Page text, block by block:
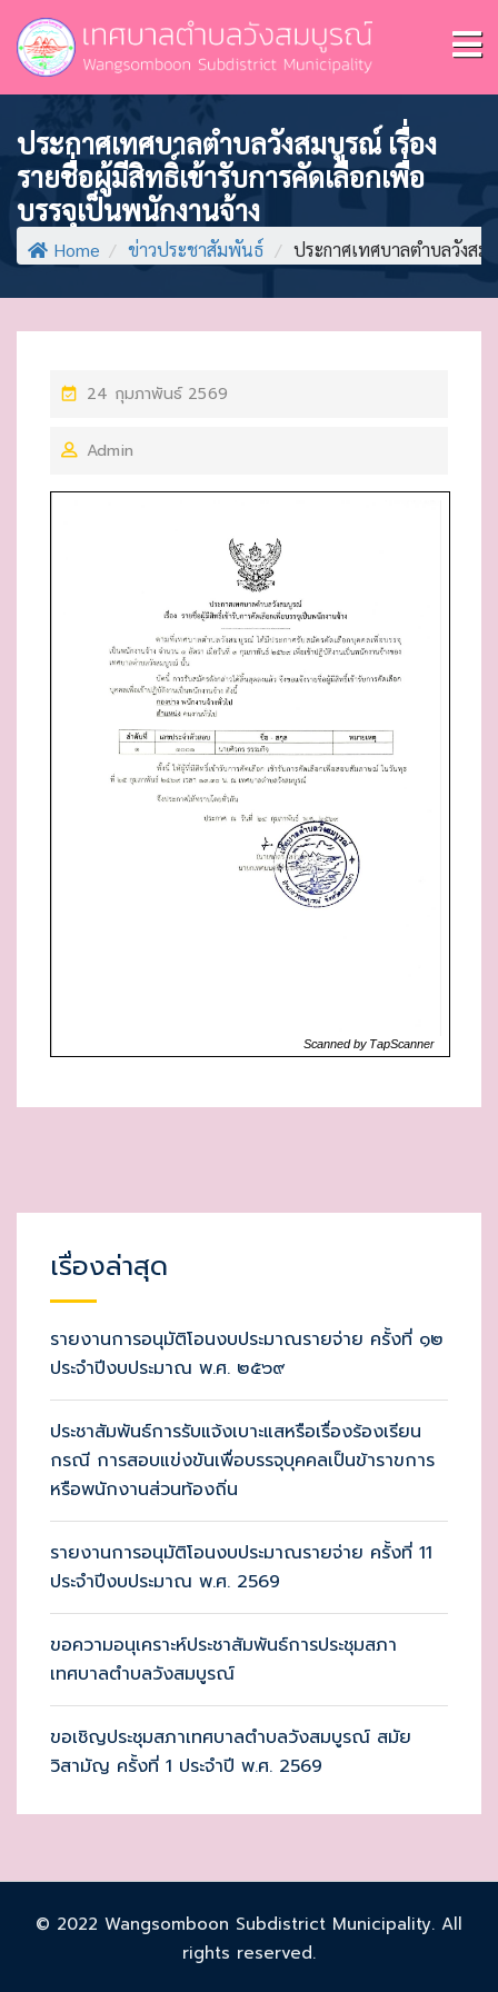
ประกาศเทศบาลตำบลวังสมบูรณ์ เรื่อง
รายชื่อผู้มีสิทธิ์เข้ารับการคัดเลือกเพื่อ
บรรจุเป็นพนักงานจ้าง
Home / ข่าวประชาสัมพันธ์ / ประกาศเทศบาลตำบลวังสม
P
S
24 กุมภาพันธ์ 2569
Admin
เรื่องล่าสุด
รายงานการอนุมัติโอนงบประมาณรายจ่าย ครั้งที่ ๑๒
ประจำปีงบประมาณ พ.ศ. ๒๕๖๙
ประชาสัมพันธ์การรับแจ้งเบาะแสหรือเรื่องร้องเรียน
กรณี การสอบแข่งขันเพื่อบรรจุบุคคลเป็นข้าราขการ
หรือพนักงานส่วนท้องถิ่น
รายงานการอนุมัติโอนงบประมาณรายจ่าย ครั้งที่ 11
ประจำปีงบประมาณ พ.ศ. 2569
ขอความอนุเคราะห์ประชาสัมพันธ์การประชุมสภา
เทศบาลตำบลวังสมบูรณ์
ขอเชิญประชุมสภาเทศบาลตำบลวังสมบูรณ์ สมัย
วิสามัญ ครั้งที่ 1 ประจำปี พ.ศ. 2569
© 2022 Wangsomboon Subdistrict Municipality. All
rights reserved.